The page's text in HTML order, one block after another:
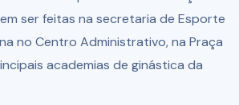
ser feitas na secretaria de Esporte
no Centro Administrativo, na Praça
academias de ginástica da